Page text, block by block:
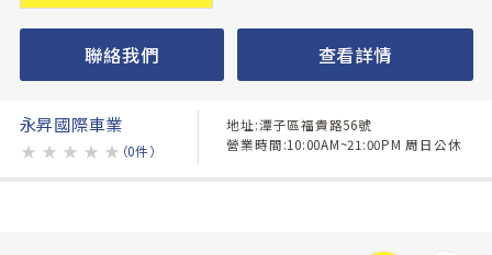
聯絡我們 查看詳情
永昇國際車業
★ ★ ★ ★ ★ （0件）
地址:潭子區福貴路56號
營業時間:10:00AM~21:00PM 周日公休